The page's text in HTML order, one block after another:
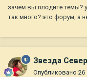
зачем вы плодите темы?
так много? это форум, а
Звезда
Опубликовано 26